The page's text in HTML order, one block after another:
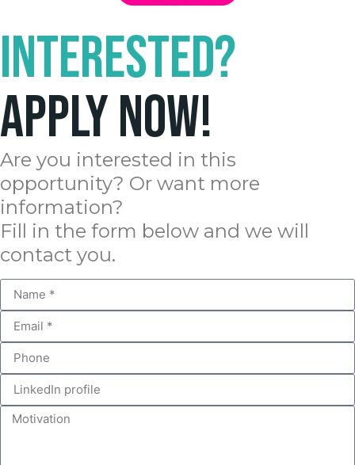
Interested?
Apply now!
Are you interested in this
opportunity? Or want more
information?
Fill in the form below and we will
contact you.